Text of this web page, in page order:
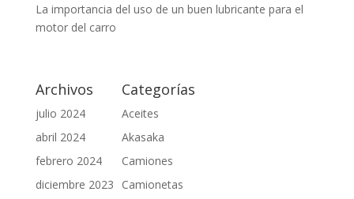
La importancia del uso de un buen lubricante para el
motor del carro
Archivos
julio 2024
abril 2024
febrero 2024
diciembre 2023
Categorías
Aceites
Akasaka
Camiones
Camionetas